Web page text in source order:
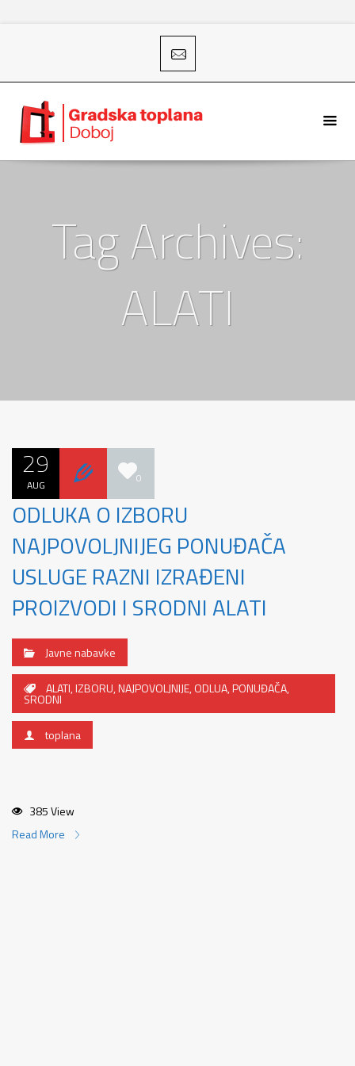
Tag Archives:
ALATI
29
AUG 0
ODLUKA O IZBORU
NAJPOVOLJNIJEG PONUĐAČA
USLUGE RAZNI IZRAĐENI
PROIZVODI I SRODNI ALATI
Javne nabavke
ALATI,IZBORU,NAJPOVOLJNIJE,ODLUA,PONUĐAČA,
SRODNI
toplana
385 View
Read More